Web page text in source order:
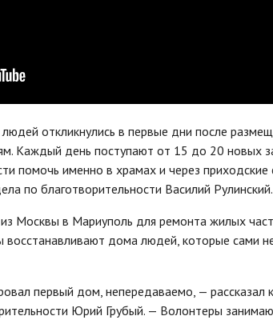
откликнулись в первые дни после
Каждый день поступают от 15 до 20 новых
помочь именно в храмах и через приходские
по благотворительности Василий Рулинский.
Москвы в Мариуполь для ремонта жилых
дома людей, которые сами
первый дом, непередаваемо, — рассказал
Юрий Грубый. — Волонтеры